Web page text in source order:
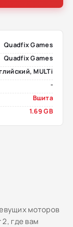
Quadfix Games
Quadfix Games
MULTi
-
Вшита
1.69 GB
моторов
где вам